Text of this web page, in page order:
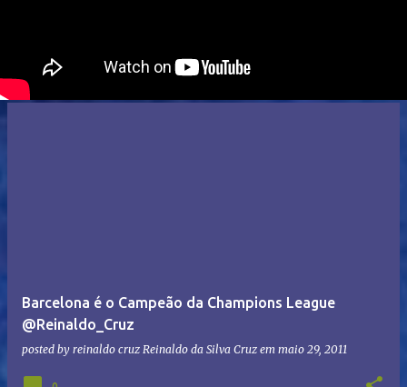
Barcelona é o Campeão da Champions League
@Reinaldo_Cruz
posted by reinaldo cruz Reinaldo da Silva Cruz em maio 29, 2011